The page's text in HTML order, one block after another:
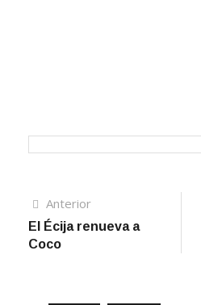
Navegación
de
AnteriorArtículo
anterior
El Écija renueva a
Coco